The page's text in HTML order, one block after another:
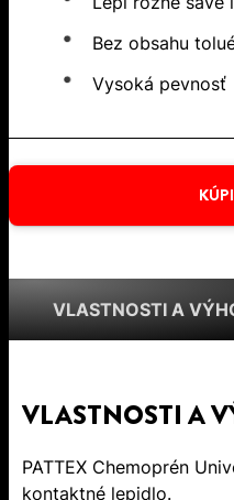
Bez obsahu
Vysoká pevnosť
VLASTNOSTI A
VLASTNOSTI A
PATTEX Chemoprén
kontaktné lepidlo.